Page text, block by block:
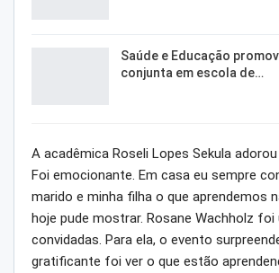
Saúde e Educação
conjunta em escola de…
A acadêmica Roseli Lopes Sekula
Foi emocionante. Em casa eu sempre
marido e minha filha o que aprendemos
hoje pude mostrar. Rosane Wachholz foi
convidadas. Para ela, o evento
gratificante foi ver o que estão